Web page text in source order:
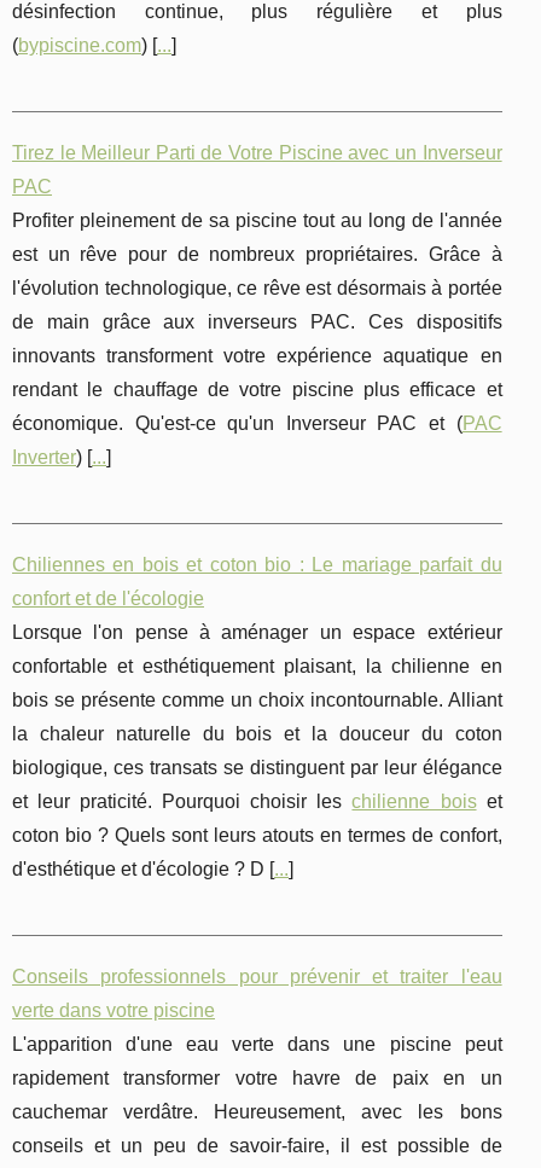
désinfection continue, plus régulière et plus
(bypiscine.com) [...]
Tirez le Meilleur Parti de Votre Piscine avec un Inverseur
PAC
Profiter pleinement de sa piscine tout au long de l'année
est un rêve pour de nombreux propriétaires. Grâce à
l'évolution technologique, ce rêve est désormais à portée
de main grâce aux inverseurs PAC. Ces dispositifs
innovants transforment votre expérience aquatique en
rendant le chauffage de votre piscine plus efficace et
économique. Qu'est-ce qu'un Inverseur PAC et (PAC
Inverter) [...]
Chiliennes en bois et coton bio : Le mariage parfait du
confort et de l'écologie
Lorsque l'on pense à aménager un espace extérieur
confortable et esthétiquement plaisant, la chilienne en
bois se présente comme un choix incontournable. Alliant
la chaleur naturelle du bois et la douceur du coton
biologique, ces transats se distinguent par leur élégance
et leur praticité. Pourquoi choisir leschilienne boiset
coton bio ? Quels sont leurs atouts en termes de confort,
d'esthétique et d'écologie ? D [...]
Conseils professionnels pour prévenir et traiter l'eau
verte dans votre piscine
L'apparition d'une eau verte dans une piscine peut
rapidement transformer votre havre de paix en un
cauchemar verdâtre. Heureusement, avec les bons
conseils et un peu de savoir-faire, il est possible de